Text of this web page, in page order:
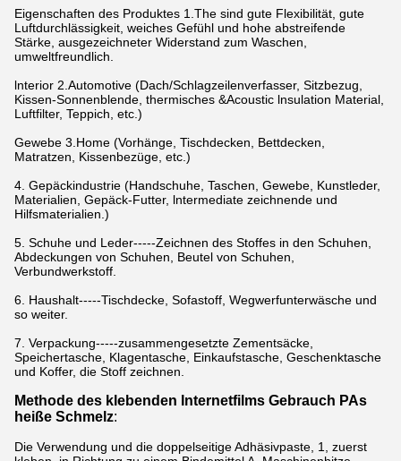
Eigenschaften des Produktes 1.The sind gute Flexibilität, gute
Luftdurchlässigkeit, weiches Gefühl und hohe abstreifende
Stärke, ausgezeichneter Widerstand zum Waschen,
umweltfreundlich.
lnterior 2.Automotive (Dach/Schlagzeilenverfasser, Sitzbezug,
Kissen-Sonnenblende, thermisches &Acoustic lnsulation Material,
Luftfilter, Teppich, etc.)
Gewebe 3.Home (Vorhänge, Tischdecken, Bettdecken,
Matratzen, Kissenbezüge, etc.)
4. Gepäckindustrie (Handschuhe, Taschen, Gewebe, Kunstleder,
Materialien, Gepäck-Futter, lntermediate zeichnende und
Hilfsmaterialien.)
5. Schuhe und Leder-----Zeichnen des Stoffes in den Schuhen,
Abdeckungen von Schuhen, Beutel von Schuhen,
Verbundwerkstoff.
6. Haushalt-----Tischdecke, Sofastoff, Wegwerfunterwäsche und
so weiter.
7. Verpackung-----zusammengesetzte Zementsäcke,
Speichertasche, Klagentasche, Einkaufstasche, Geschenktasche
und Koffer, die Stoff zeichnen.
Methode des klebenden Internetfilms Gebrauch PAs
heiße Schmelz:
Die Verwendung und die doppelseitige Adhäsivpaste, 1, zuerst